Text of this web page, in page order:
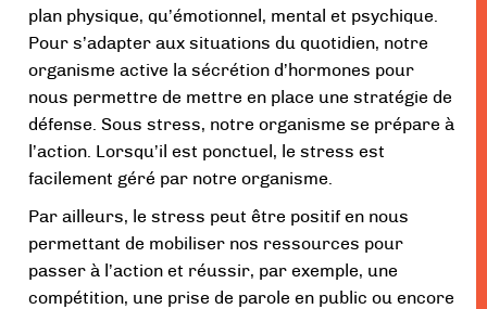
plan physique, qu’émotionnel, mental et psychique.
Pour s’adapter aux situations du quotidien, notre
organisme active la sécrétion d’hormones pour
nous permettre de mettre en place une stratégie de
défense. Sous stress, notre organisme se prépare à
l’action. Lorsqu’il est ponctuel, le stress est
facilement géré par notre organisme.
Par ailleurs, le stress peut être positif en nous
permettant de mobiliser nos ressources pour
passer à l’action et réussir, par exemple, une
compétition, une prise de parole en public ou encore